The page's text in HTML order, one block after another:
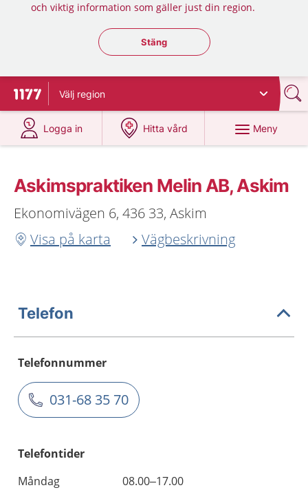
och viktig information som gäller just din region.
Stäng regionsväljaren
Stäng
Till startsidan för 1177
Välj region
Logga in
på 1177.se
Hitta vård
på 1177.se
Meny
Askimspraktiken Melin AB, Askim
Ekonomivägen 6, 436 33, Askim
Visa på karta
Vägbeskrivning
Telefon
Telefonnummer
031-68 35 70
Telefontider
Måndag
08.00–17.00